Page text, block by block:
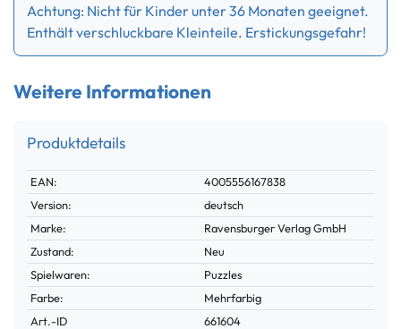
Achtung: Nicht für Kinder unter 36 Monaten geeignet.
Enthält verschluckbare Kleinteile. Erstickungsgefahr!
Weitere Informationen
Produktdetails
Technisches
Merkmal
Wert
EAN:
4005556167838
Version:
deutsch
Marke:
Ravensburger Verlag GmbH
Zustand:
Neu
Spielwaren:
Puzzles
Farbe:
Mehrfarbig
Technisches
Wert
Art.-ID
661604